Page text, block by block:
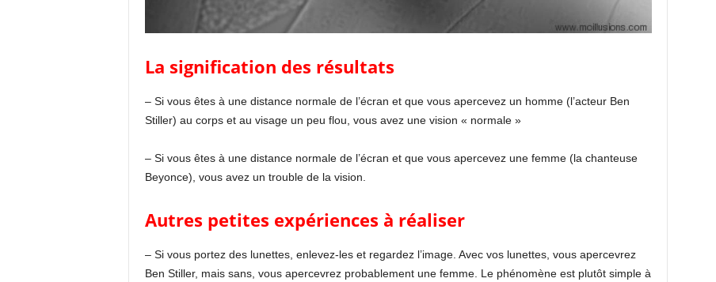
La signification des résultats
– Si vous êtes à une distance normale de l’écran et que vous apercevez un homme (l’acteur Ben
Stiller) au corps et au visage un peu flou, vous avez une vision « normale »
– Si vous êtes à une distance normale de l’écran et que vous apercevez une femme (la chanteuse
Beyonce), vous avez un trouble de la vision.
Autres petites expériences à réaliser
– Si vous portez des lunettes, enlevez-les et regardez l’image. Avec vos lunettes, vous apercevrez
Ben Stiller, mais sans, vous apercevrez probablement une femme. Le phénomène est plutôt simple à